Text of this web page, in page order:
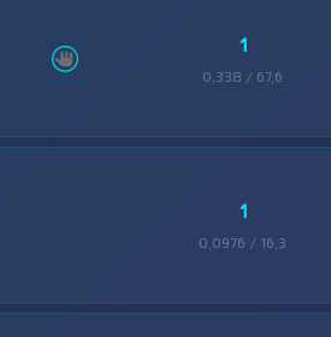
1
0,338 / 67,6
1
0,0976 / 16,3